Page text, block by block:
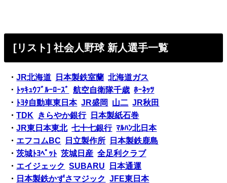
[リスト] 社会人野球 新人選手一覧
・JR北海道 日本製鉄室蘭 北海道ガス
・ ﾄｯｷｭｳﾌﾞﾙｰﾛｰｽﾞ 航空自衛隊千歳 ﾎｰﾈｯﾂ
・ ﾄﾖﾀ自動車東日本 JR盛岡 山二 JR秋田
・TDK きらやか銀行
日本製紙石巻
・JR東日本東北 七十七銀行 ﾏﾙﾊﾝ北日本
・ エフコムBC 日立製作所
日本製鉄鹿島
・茨城ﾄﾖﾍﾟｯﾄ 茨城日産 全足利クラブ
・ エイジェック SUBARU
日本通運
・ 日本製鉄かずさマジック JFE東日本